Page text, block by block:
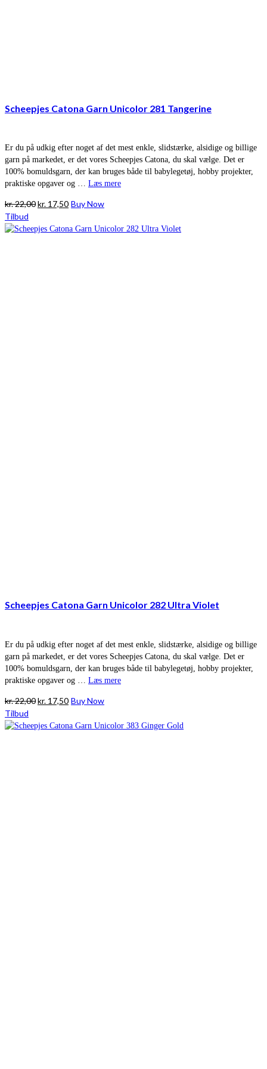
Scheepjes Catona Garn Unicolor 281 Tangerine
Er du på udkig efter noget af det mest enkle, slidstærke, alsidige og billige
garn på markedet, er det vores Scheepjes Catona, du skal vælge. Det er
100% bomuldsgarn, der kan bruges både til babylegetøj, hobby projekter,
praktiske opgaver og … Læs mere
kr.22,00Den
pris
kr. 17,50Den
pris
Buy Now
Tilbud
Scheepjes Catona Garn Unicolor 282 Ultra Violet
Er du på udkig efter noget af det mest enkle, slidstærke, alsidige og billige
garn på markedet, er det vores Scheepjes Catona, du skal vælge. Det er
100% bomuldsgarn, der kan bruges både til babylegetøj, hobby projekter,
praktiske opgaver og … Læs mere
kr.22,00Den
pris
kr. 17,50Den
pris
Buy Now
Tilbud